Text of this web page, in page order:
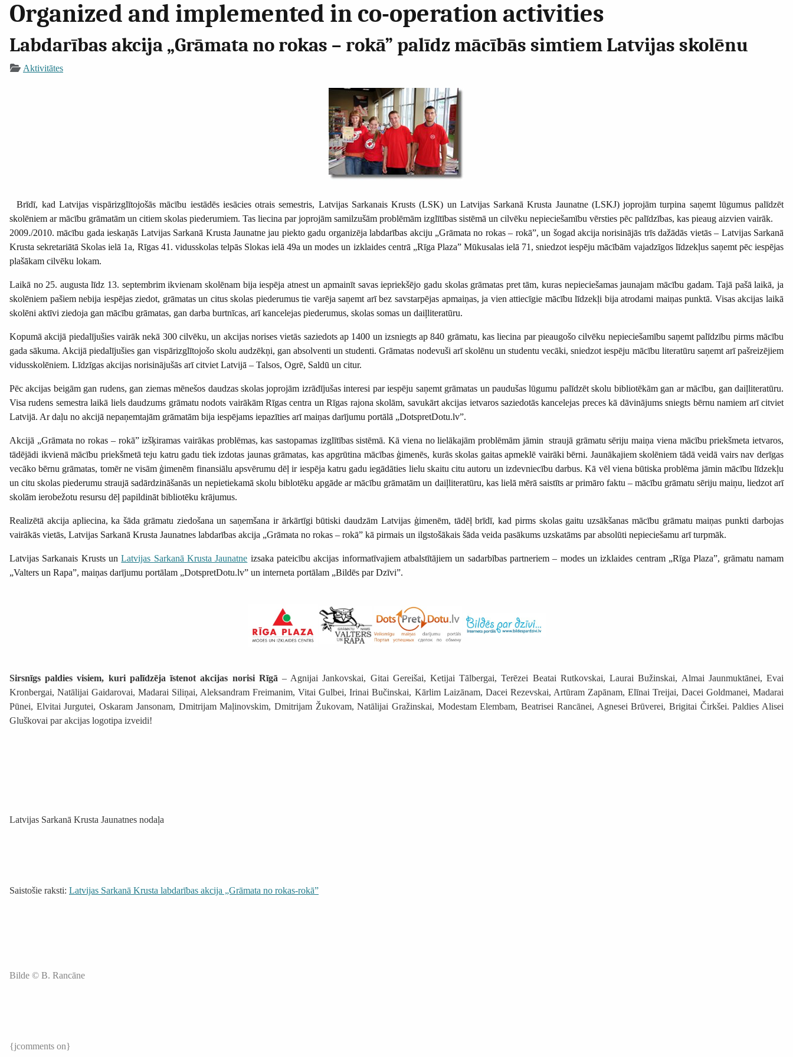
Organized and implemented in co-operation activities
Labdarības akcija „Grāmata no rokas – rokā” palīdz mācībās simtiem Latvijas skolēnu
Aktivitātes
Brīdī, kad Latvijas vispārizglītojošās mācību iestādēs iesācies otrais semestris, Latvijas Sarkanais Krusts (LSK) un Latvijas Sarkanā Krusta Jaunatne (LSKJ) joprojām turpina saņemt lūgumus palīdzēt
skolēniem ar mācību grāmatām un citiem skolas piederumiem. Tas liecina par joprojām samilzušām problēmām izglītības sistēmā un cilvēku nepieciešamību vērsties pēc palīdzības, kas pieaug aizvien vairāk.
2009./2010. mācību gada ieskaņās Latvijas Sarkanā Krusta Jaunatne jau piekto gadu organizēja labdarības akciju „Grāmata no rokas – rokā”, un šogad akcija norisinājās trīs dažādās vietās – Latvijas Sarkanā
Krusta sekretariātā Skolas ielā 1a, Rīgas 41. vidusskolas telpās Slokas ielā 49a un modes un izklaides centrā „Rīga Plaza” Mūkusalas ielā 71, sniedzot iespēju mācībām vajadzīgos līdzekļus saņemt pēc iespējas
plašākam cilvēku lokam.
Laikā no 25. augusta līdz 13. septembrim ikvienam skolēnam bija iespēja atnest un apmainīt savas iepriekšējo gadu skolas grāmatas pret tām, kuras nepieciešamas jaunajam mācību gadam. Tajā pašā laikā, ja
skolēniem pašiem nebija iespējas ziedot, grāmatas un citus skolas piederumus tie varēja saņemt arī bez savstarpējas apmaiņas, ja vien attiecīgie mācību līdzekļi bija atrodami maiņas punktā. Visas akcijas laikā
skolēni aktīvi ziedoja gan mācību grāmatas, gan darba burtnīcas, arī kancelejas piederumus, skolas somas un daiļliteratūru.
Kopumā akcijā piedalījušies vairāk nekā 300 cilvēku, un akcijas norises vietās saziedots ap 1400 un izsniegts ap 840 grāmatu, kas liecina par pieaugošo cilvēku nepieciešamību saņemt palīdzību pirms mācību
gada sākuma. Akcijā piedalījušies gan vispārizglītojošo skolu audzēkņi, gan absolventi un studenti. Grāmatas nodevuši arī skolēnu un studentu vecāki, sniedzot iespēju mācību literatūru saņemt arī pašreizējiem
vidusskolēniem. Līdzīgas akcijas norisinājušās arī citviet Latvijā – Talsos, Ogrē, Saldū un citur.
Pēc akcijas beigām gan rudens, gan ziemas mēnešos daudzas skolas joprojām izrādījušas interesi par iespēju saņemt grāmatas un paudušas lūgumu palīdzēt skolu bibliotēkām gan ar mācību, gan daiļliteratūru.
Visa rudens semestra laikā liels daudzums grāmatu nodots vairākām Rīgas centra un Rīgas rajona skolām, savukārt akcijas ietvaros saziedotās kancelejas preces kā dāvinājums sniegts bērnu namiem arī citviet
Latvijā. Ar daļu no akcijā nepaņemtajām grāmatām bija iespējams iepazīties arī maiņas darījumu portālā „DotspretDotu.lv”.
Akcijā „Grāmata no rokas – rokā” izšķiramas vairākas problēmas, kas sastopamas izglītības sistēmā. Kā viena no lielākajām problēmām jāmin straujā grāmatu sēriju maiņa viena mācību priekšmeta ietvaros,
tādējādi ikvienā mācību priekšmetā teju katru gadu tiek izdotas jaunas grāmatas, kas apgrūtina mācības ģimenēs, kurās skolas gaitas apmeklē vairāki bērni. Jaunākajiem skolēniem tādā veidā vairs nav derīgas
vecāko bērnu grāmatas, tomēr ne visām ģimenēm finansiālu apsvērumu dēļ ir iespēja katru gadu iegādāties lielu skaitu citu autoru un izdevniecību darbus. Kā vēl viena būtiska problēma jāmin mācību līdzekļu
un citu skolas piederumu straujā sadārdzināšanās un nepietiekamā skolu biblotēku apgāde ar mācību grāmatām un daiļliteratūru, kas lielā mērā saistīts ar primāro faktu – mācību grāmatu sēriju maiņu, liedzot arī
skolām ierobežotu resursu dēļ papildināt bibliotēku krājumus.
Realizētā akcija apliecina, ka šāda grāmatu ziedošana un saņemšana ir ārkārtīgi būtiski daudzām Latvijas ģimenēm, tādēļ brīdī, kad pirms skolas gaitu uzsākšanas mācību grāmatu maiņas punkti darbojas
vairākās vietās, Latvijas Sarkanā Krusta Jaunatnes labdarības akcija „Grāmata no rokas – rokā” kā pirmais un ilgstošākais šāda veida pasākums uzskatāms par absolūti nepieciešamu arī turpmāk.
Latvijas Sarkanais Krusts unLatvijas Sarkanā Krusta Jaunatne izsaka pateicību akcijas informatīvajiem atbalstītājiem un sadarbības partneriem – modes un izklaides centram „Rīga Plaza”, grāmatu namam
„Valters un Rapa”, maiņas darījumu portālam „DotspretDotu.lv” un interneta portālam „Bildēs par Dzīvi”.
Sirsnīgs paldies visiem, kuri palīdzēja īstenot akcijas norisi Rīgā – Agnijai Jankovskai, Gitai Gereišai, Ketijai Tālbergai, Terēzei Beatai Rutkovskai, Laurai Bužinskai, Almai Jaunmuktānei, Evai
Kronbergai, Natālijai Gaidarovai, Madarai Siliņai, Aleksandram Freimanim, Vitai Gulbei, Irinai Bučinskai, Kārlim Laizānam, Dacei Rezevskai, Artūram Zapānam, Elīnai Treijai, Dacei Goldmanei, Madarai
Pūnei, Elvitai Jurgutei, Oskaram Jansonam, Dmitrijam Maļinovskim, Dmitrijam Žukovam, Natālijai Gražinskai, Modestam Elembam, Beatrisei Rancānei, Agnesei Brūverei, Brigitai Čirkšei. Paldies Alisei
Gluškovai par akcijas logotipa izveidi!
Latvijas Sarkanā Krusta Jaunatnes nodaļa
Saistošie raksti: Latvijas Sarkanā Krusta labdarības akcija „Grāmata no rokas-rokā”
Bilde © B. Rancāne
{jcomments on}